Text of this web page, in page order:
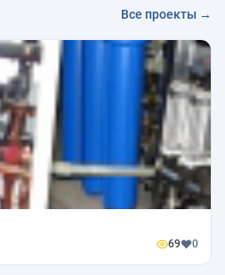
Все проекты →
69 0